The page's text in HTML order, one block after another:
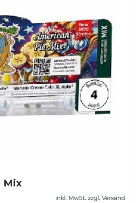
Mix
inkl. MwSt. zzgl. Versand